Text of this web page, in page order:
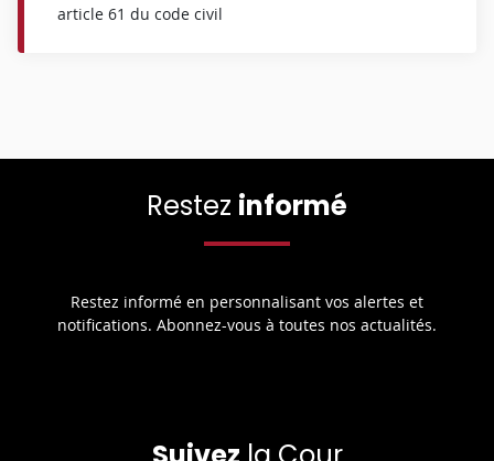
article 61 du code civil
Restez informé
Restez informé en personnalisant vos alertes et
notifications. Abonnez-vous à toutes nos actualités.